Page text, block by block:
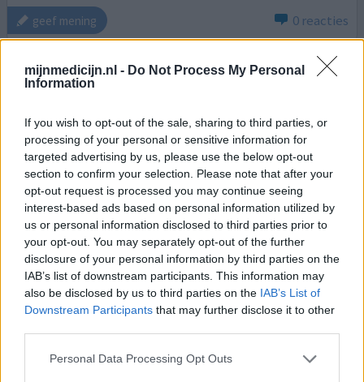
mijnmedicijn.nl - Do Not Process My Personal
Information
If you wish to opt-out of the sale, sharing to third parties, or
processing of your personal or sensitive information for
targeted advertising by us, please use the below opt-out
section to confirm your selection. Please note that after your
opt-out request is processed you may continue seeing
interest-based ads based on personal information utilized by
us or personal information disclosed to third parties prior to
your opt-out. You may separately opt-out of the further
disclosure of your personal information by third parties on the
IAB’s list of downstream participants. This information may
also be disclosed by us to third parties on the IAB’s List of
Downstream Participants that may further disclose it to other
Personal Data Processing Opt Outs
geef mening 0 reacties
Entresto
sacubitril / ​valsartan (4950)
Hartfalen
Effectiviteit
Hoeveelheid bijwerkingen
Reeds 10 jaar hartritmestoornissen, drie abblaties gehad
in en om het hart. Veroorzaker van hartfalen. Opname
(2x) met decompensatio cordis. Pompfunctie 20%. Bij
laatste opname gestart met entresto in laagste dosering
in combinatie met Forxiga. Na enkele weken verhoogd
naar 49 51. Verdere verhoging werd niet nodig geacht
omdat bloeddruk al behoorlijk verlaagd was met du[lees
meer...]